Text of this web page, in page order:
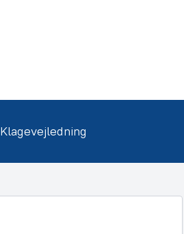
Klagevejledning